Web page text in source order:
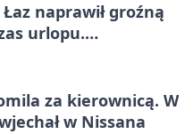
naprawił groźną
urlopu.
za kierownicą. W
w Nissana